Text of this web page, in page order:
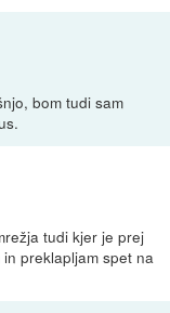
bom tudi sam
tudi kjer je prej
preklapljam spet na